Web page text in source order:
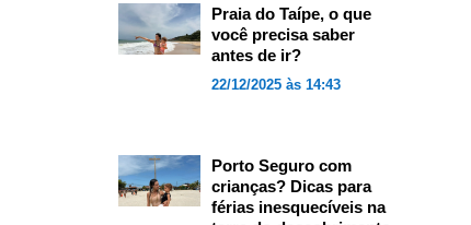
Praia do Taípe, o que
você precisa saber
antes de ir?
22/12/2025 às 14:43
Porto Seguro com
crianças? Dicas para
férias inesquecíveis na